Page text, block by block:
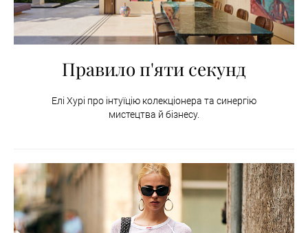
Правило п'яти секунд
Елі Хурі про інтуїцію колекціонера та синергію
мистецтва й бізнесу.